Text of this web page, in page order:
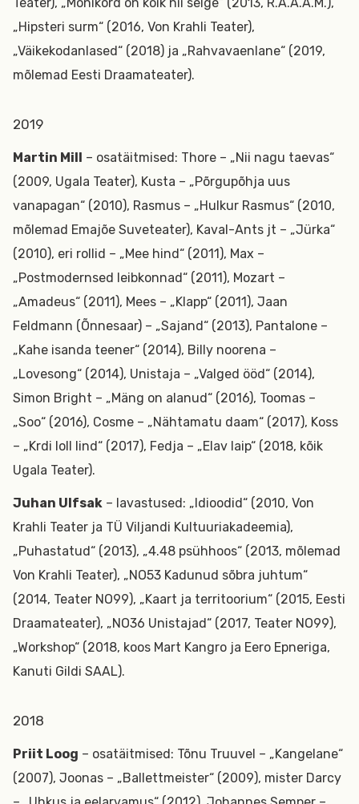
„Hipsteri surm“ (2016, Von Krahli Teater),
„Väikekodanlased“ (2018) ja „Rahvavaenlane“ (2019,
mõlemad Eesti Draamateater).
2019
Martin Mill – osatäitmised: Thore – „Nii nagu taevas“
(2009, Ugala Teater), Kusta – „Põrgupõhja uus
vanapagan“ (2010), Rasmus – „Hulkur Rasmus“ (2010,
mõlemad Emajõe Suveteater), Kaval-Ants jt – „Jürka“
(2010), eri rollid – „Mee hind“ (2011), Max –
„Postmodernsed leibkonnad“ (2011), Mozart –
„Amadeus“ (2011), Mees – „Klapp“ (2011), Jaan
Feldmann (Õnnesaar) – „Sajand“ (2013), Pantalone –
„Kahe isanda teener“ (2014), Billy noorena –
„Lovesong“ (2014), Unistaja – „Valged ööd“ (2014),
Simon Bright – „Mäng on alanud“ (2016), Toomas –
„Soo“ (2016), Cosme – „Nähtamatu daam“ (2017), Koss
– „Krdi loll lind“ (2017), Fedja – „Elav laip“ (2018, kõik
Ugala Teater).
Juhan Ulfsak – lavastused: „Idioodid“ (2010, Von
Krahli Teater ja TÜ Viljandi Kultuuriakadeemia),
„Puhastatud“ (2013), „4.48 psühhoos“ (2013, mõlemad
Von Krahli Teater), „NO53 Kadunud sõbra juhtum“
(2014, Teater NO99), „Kaart ja territoorium“ (2015, Eesti
Draamateater), „NO36 Unistajad“ (2017, Teater NO99),
„Workshop“ (2018, koos Mart Kangro ja Eero Epneriga,
Kanuti Gildi SAAL).
2018
Priit Loog – osatäitmised: Tõnu Truuvel – „Kangelane“
(2007), Joonas – „Ballettmeister“ (2009), mister Darcy